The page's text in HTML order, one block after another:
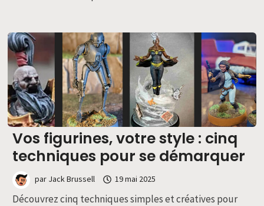
Vos figurines, votre style : cinq
techniques pour se démarquer
par Jack Brussell 19 mai 2025
Découvrez cinq techniques simples et créatives pour